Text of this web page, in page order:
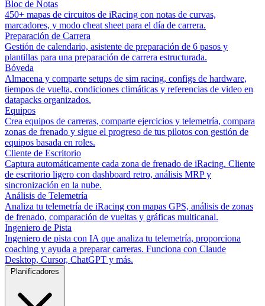
Bloc de Notas
450+ mapas de circuitos de iRacing con notas de curvas,
marcadores, y modo cheat sheet para el día de carrera.
Preparación de Carrera
Gestión de calendario, asistente de preparación de 6 pasos y
plantillas para una preparación de carrera estructurada.
Bóveda
Almacena y comparte setups de sim racing, configs de hardware,
tiempos de vuelta, condiciones climáticas y referencias de video en
datapacks organizados.
Equipos
Crea equipos de carreras, comparte ejercicios y telemetría, compara
zonas de frenado y sigue el progreso de tus pilotos con gestión de
equipos basada en roles.
Cliente de Escritorio
Captura automáticamente cada zona de frenado de iRacing. Cliente
de escritorio ligero con dashboard retro, análisis MRP y
sincronización en la nube.
Análisis de Telemetría
Analiza tu telemetría de iRacing con mapas GPS, análisis de zonas
de frenado, comparación de vueltas y gráficas multicanal.
Ingeniero de Pista
Ingeniero de pista con IA que analiza tu telemetría, proporciona
coaching y ayuda a preparar carreras. Funciona con Claude
Desktop, Cursor, ChatGPT y más.